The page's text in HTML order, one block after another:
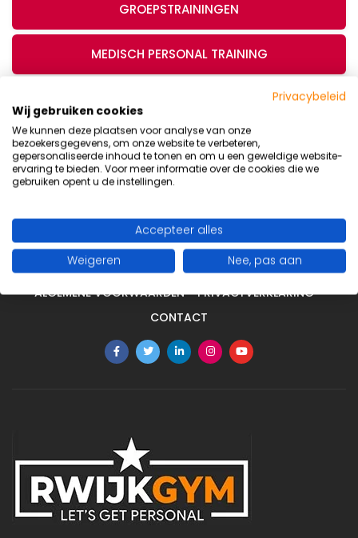
GROEPSTRAININGEN
MEDISCH PERSONAL TRAINING
TARIEVEN
ALGEMENE VOORWAARDEN
PRIVACYVERKLARING
CONTACT
Privacybeleid
Wij gebruiken cookies
We kunnen deze plaatsen voor analyse van onze
bezoekersgegevens, om onze website te verbeteren,
gepersonaliseerde inhoud te tonen en om u een geweldige website-
ervaring te bieden. Voor meer informatie over de cookies die we
gebruiken opent u de instellingen.
Accepteer alles
Weigeren
Nee, pas aan